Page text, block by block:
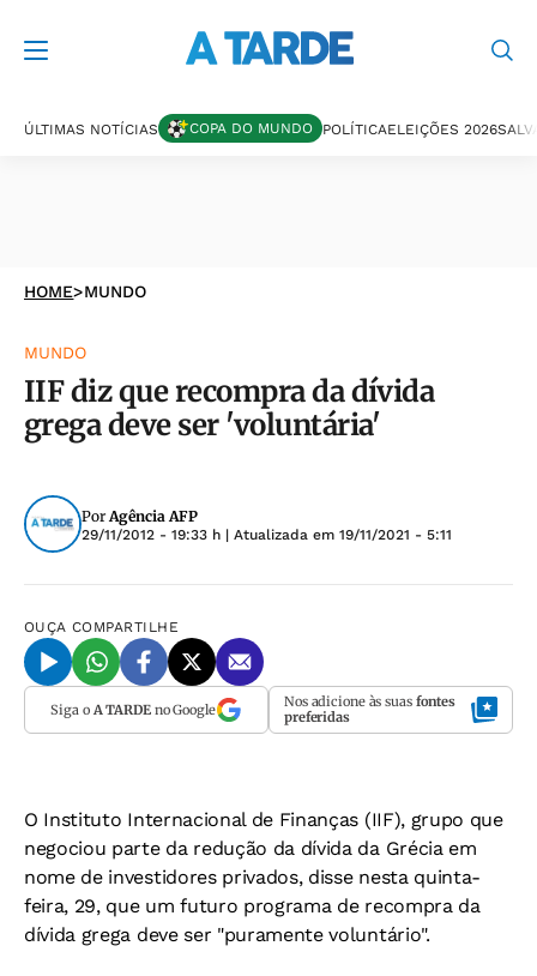
ÚLTIMAS NOTÍCIAS COPA DO MUNDO POLÍTICAELEIÇÕES 2026
HOME>MUNDO
MUNDO
IIF diz que recompra da dívida
grega deve ser 'voluntária'
PorAgência AFP
29/11/2012 - 19:33 h | Atualizada em 19/11/2021 - 5:11
OUÇA COMPARTILHE
Siga o A TARDEno Google Nos adicione às suas fontes
preferidas
O Instituto Internacional de Finanças (IIF), grupo que
negociou parte da redução da dívida da Grécia em
nome de investidores privados, disse nesta quinta-
feira, 29, que um futuro programa de recompra da
dívida grega deve ser "puramente voluntário".